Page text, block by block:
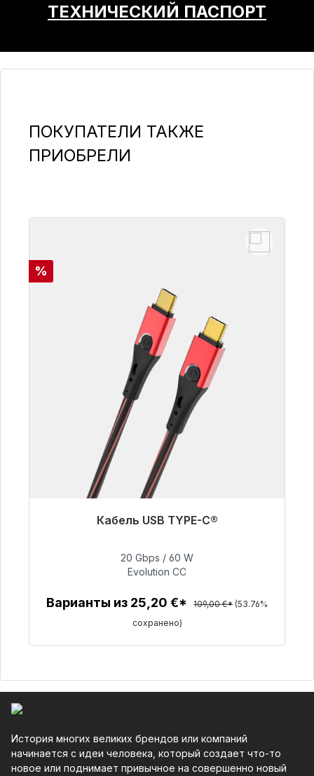
ТЕХНИЧЕСКИЙ ПАСПОРТ
Пропустить галерею продуктов
ПОКУПАТЕЛИ ТАКЖЕ
ПРИОБРЕЛИ
Скидка
%
Кабель USB TYPE-C®
Детали
20 Gbps / 60 W
Evolution CC
Варианты из 25,20 €* 109,00 €* (53.76%
сохранено)
История многих великих брендов или компаний
начинается с идеи человека, который создает что-то
новое или поднимает привычное на совершенно новый